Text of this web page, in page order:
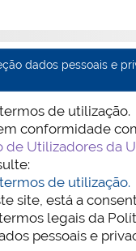
dados pessoais e
de utilização.
conformidade
de Utilizadores da
de utilização.
site, está a
legais da
pessoais e